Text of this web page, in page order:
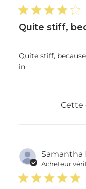
Quite stiff,
Quite stiff,
in
Cette
Samantha
Acheteur